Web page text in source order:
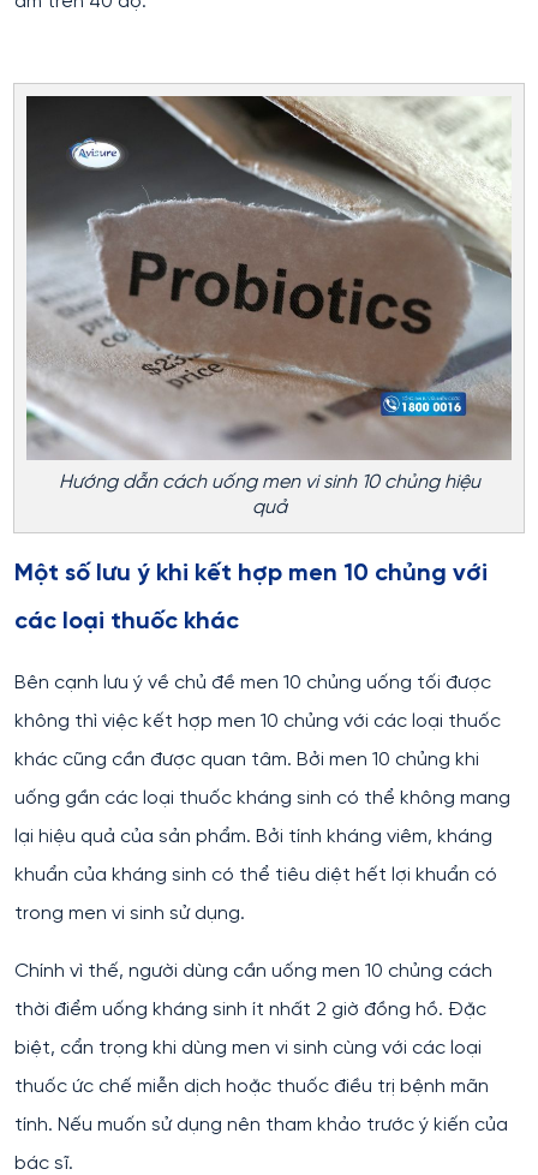
Hướng dẫn cách uống men vi sinh 10 chủng hiệu
quả
Một số lưu ý khi kết hợp men 10 chủng với
các loại thuốc khác
Bên cạnh lưu ý về chủ đề men 10 chủng uống tối được
không thì việc kết hợp men 10 chủng với các loại thuốc
khác cũng cần được quan tâm. Bởi men 10 chủng khi
uống gần các loại thuốc kháng sinh có thể không mang
lại hiệu quả của sản phẩm. Bởi tính kháng viêm, kháng
khuẩn của kháng sinh có thể tiêu diệt hết lợi khuẩn có
trong men vi sinh sử dụng.
Chính vì thế, người dùng cần uống men 10 chủng cách
thời điểm uống kháng sinh ít nhất 2 giờ đồng hồ. Đặc
biệt, cẩn trọng khi dùng men vi sinh cùng với các loại
thuốc ức chế miễn dịch hoặc thuốc điều trị bệnh mãn
tính. Nếu muốn sử dụng nên tham khảo trước ý kiến của
bác sĩ.